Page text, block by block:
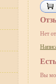
Нет
Вы